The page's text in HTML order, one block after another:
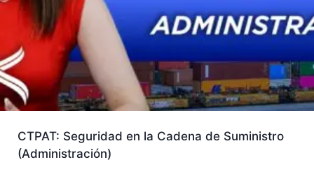
CTPAT: Seguridad en la Cadena de Suministro
(Administración)